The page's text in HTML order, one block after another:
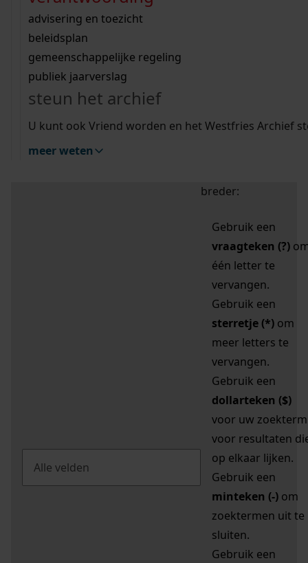
bouwvergunningen
omgevingsvergunningen
vergunningen
beeld en geluid
uitleg nodig?
Wij helpen u op weg met een aantal zoektips.
bekijk alle zoektips
Wij helpen u op weg met een aantal zoektips.
bekijk alle zoektips
bekijk ons geschiedenislokaal
advisering en toezicht
beleidsplan
gemeenschappelijke regeling
publiek jaarverslag
steun het archief
U kunt ook Vriend worden en het Westfries Archief
meer weten
zoektips
Mijn Studiezaal (inloggen)
uw zoekopdracht te
breder:
Gebruik een
vraagteken (?)
één letter te
vervangen.
Gebruik een
sterretje (*) om
meer letters te
vervangen.
Gebruik een
dollarteken ($)
voor uw zoekterm
voor resultaten
op elkaar lijken.
Gebruik een
minteken (-) om
zoektermen uit te
sluiten.
Gebruik een